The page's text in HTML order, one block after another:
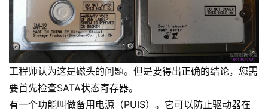
工程师认为这是磁头的问题。但是要得出正确的结论，您需
要首先检查SATA状态寄存器。
有一个功能叫做备用电源（PUIS）。它可以防止驱动器在